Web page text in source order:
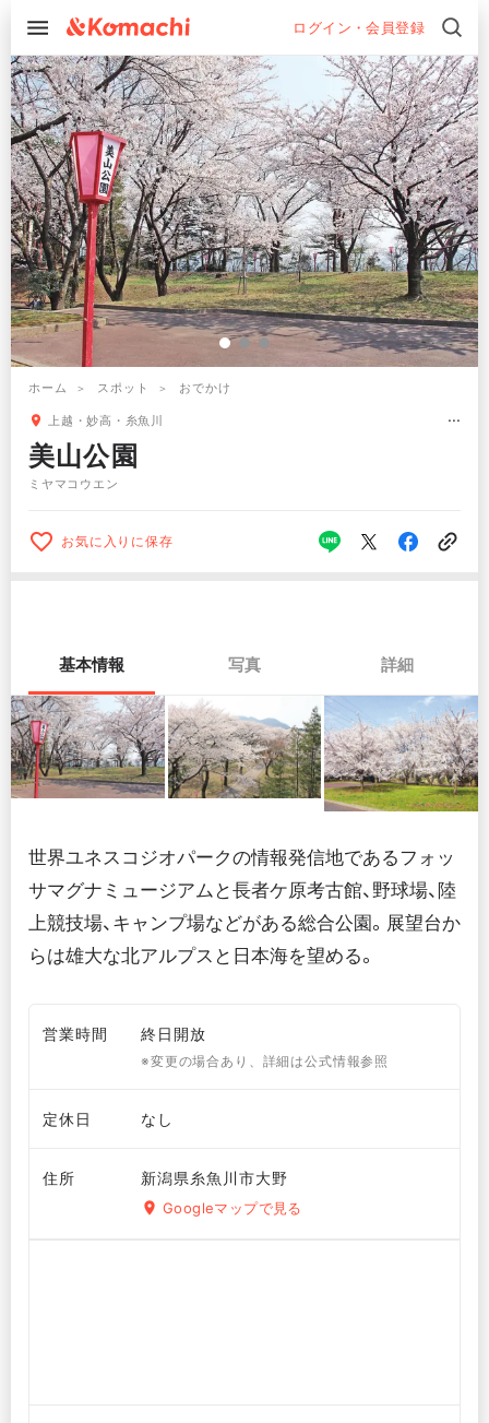
ログイン・会員登録
ホーム スポット おでかけ
上越・妙高・糸魚川
美山公園
ミヤマコウエン
お気に入りに保存
基本情報 写真 詳細
世界ユネスコジオパークの情報発信地であるフォッ
サマグナミュージアムと長者ケ原考古館、野球場、陸
上競技場、キャンプ場などがある総合公園。展望台か
らは雄大な北アルプスと日本海を望める。
営業時間 終日開放
※変更の場合あり、詳細は公式情報参照
定休日 なし
住所 新潟県糸魚川市大野
Googleマップで見る